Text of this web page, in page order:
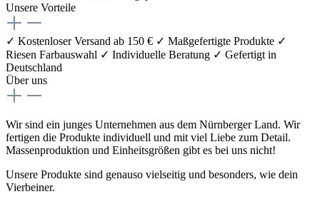
Unsere Vorteile
✓ Kostenloser Versand ab 150 € ✓ Maßgefertigte Produkte ✓
Riesen Farbauswahl ✓ Individuelle Beratung ✓ Gefertigt in
Deutschland
Über uns
Wir sind ein junges Unternehmen aus dem Nürnberger Land. Wir
fertigen die Produkte individuell und mit viel Liebe zum Detail.
Massenproduktion und Einheitsgrößen gibt es bei uns nicht!
Unsere Produkte sind genauso vielseitig und besonders, wie dein
Vierbeiner.